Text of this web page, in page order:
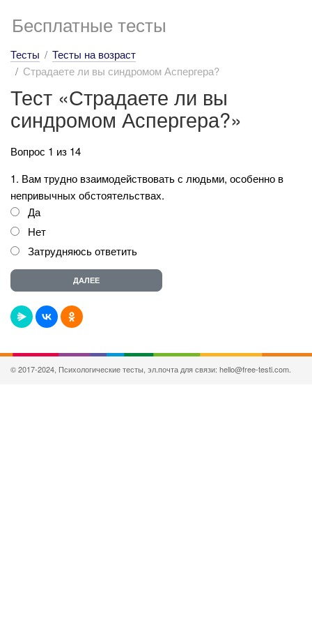
Бесплатные тесты
Тесты
Тесты на возраст
Страдаете ли вы синдромом Аспергера?
Тест «Страдаете ли вы
синдромом Аспергера?»
Вопрос 1 из 14
1. Вам трудно взаимодействовать с людьми, особенно в
непривычных обстоятельствах.
Да
Нет
Затрудняюсь ответить
© 2017-2024, Психологические тесты, эл.почта для связи: hello@free-testi.com.